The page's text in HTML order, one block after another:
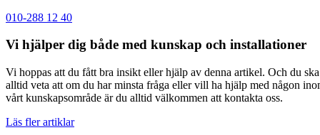
010-288 12 40
Vi hjälper dig både med kunskap och installationer
Vi hoppas att du fått bra insikt eller hjälp av denna artikel. Och du ska
alltid veta att om du har minsta fråga eller vill ha hjälp med någon
vårt kunskapsområde är du alltid välkommen att kontakta oss.
Läs fler artiklar